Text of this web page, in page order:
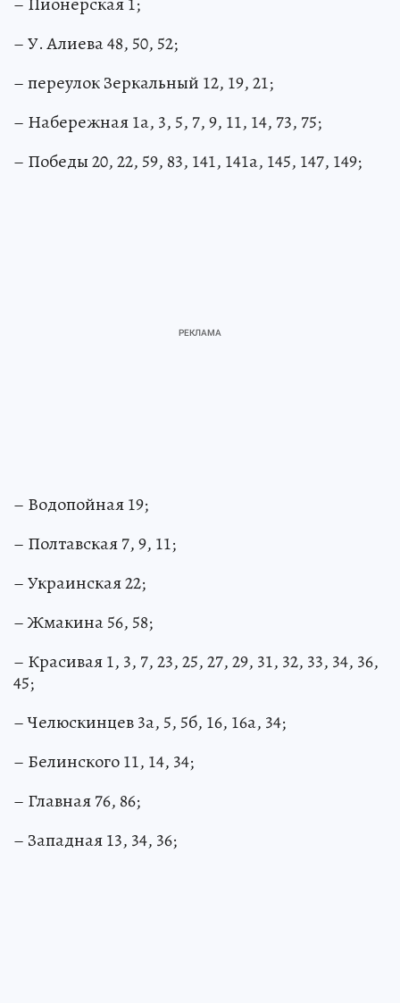
– У. Алиева 48, 50, 52;
– переулок Зеркальный 12, 19, 21;
– Набережная 1а, 3, 5, 7, 9, 11, 14, 73, 75;
– Победы 20, 22, 59, 83, 141, 141а, 145, 147, 149;
– Водопойная 19;
– Полтавская 7, 9, 11;
– Украинская 22;
– Жмакина 56, 58;
– Красивая 1, 3, 7, 23, 25, 27, 29, 31, 32, 33, 34, 36,
45;
– Челюскинцев 3а, 5, 5б, 16, 16а, 34;
– Белинского 11, 14, 34;
– Главная 76, 86;
– Западная 13, 34, 36;